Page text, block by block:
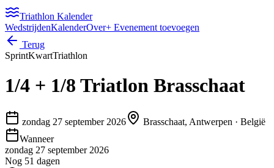
Triathlon Kalender
WedstrijdenKalenderOver+ Evenement toevoegen
Terug
SprintKwartTriathlon
1/4 + 1/8 Triatlon Brasschaat
zondag 27 september 2026 Brasschaat, Antwerpen · België
Wanneer
zondag 27 september 2026
Nog 51 dagen